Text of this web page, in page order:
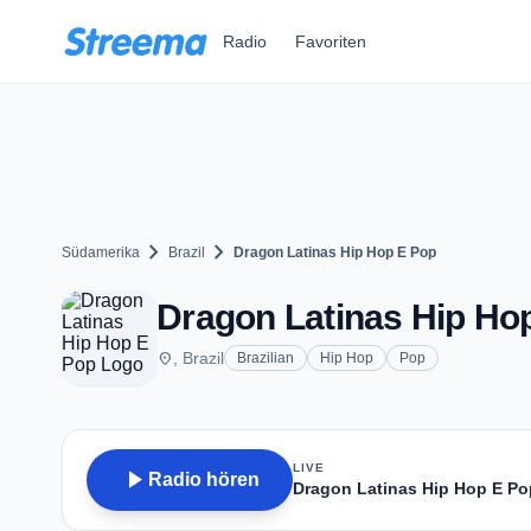
Radio Favoriten
Südamerika chevron_right Brazil chevron_right Dragon Latinas Hip Hop E Pop
Dragon Latinas Hip
place , Brazil Brazilian Hip Hop Pop
play_arrow Radio hören
LIVE
Dragon Latinas Hip Hop E